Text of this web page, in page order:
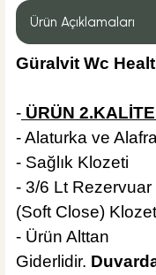
Ürün Açıklamaları
Güralvit Wc
- ÜRÜN
- Alaturka ve
- Sağlık Klozeti
- 3/6 Lt Rezervuar
(Soft Close)
- Ürün Alttan
Giderlidir.